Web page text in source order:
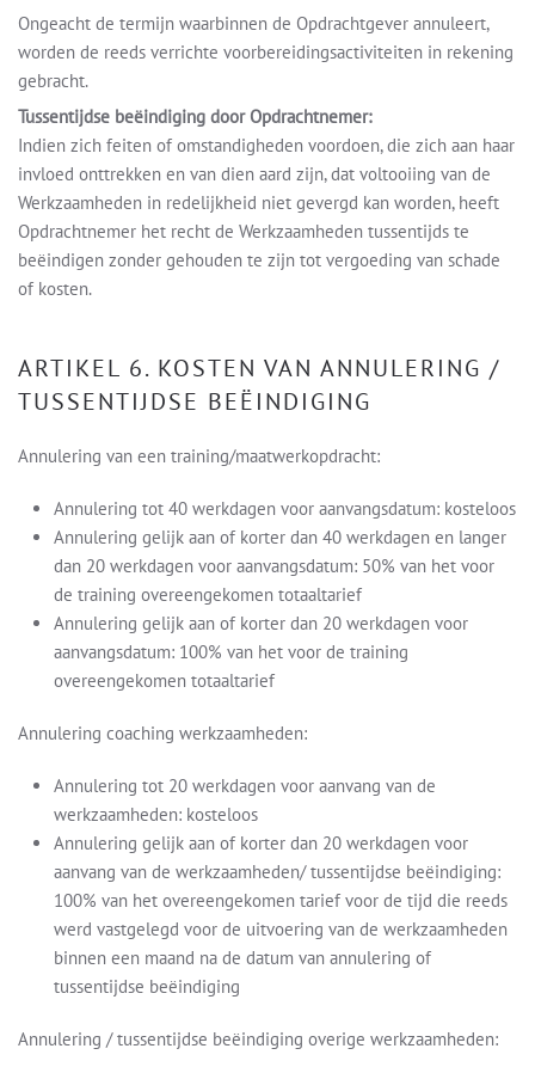
Ongeacht de termijn waarbinnen de Opdrachtgever annuleert,
worden de reeds verrichte voorbereidingsactiviteiten in rekening
gebracht.
Tussentijdse beëindiging door Opdrachtnemer:
Indien zich feiten of omstandigheden voordoen, die zich aan haar
invloed onttrekken en van dien aard zijn, dat voltooiing van de
Werkzaamheden in redelijkheid niet gevergd kan worden, heeft
Opdrachtnemer het recht de Werkzaamheden tussentijds te
beëindigen zonder gehouden te zijn tot vergoeding van schade
of kosten.
ARTIKEL 6. KOSTEN VAN ANNULERING /
TUSSENTIJDSE BEËINDIGING
Annulering van een training/maatwerkopdracht:
Annulering tot 40 werkdagen voor aanvangsdatum: kosteloos
Annulering gelijk aan of korter dan 40 werkdagen en langer
dan 20 werkdagen voor aanvangsdatum: 50% van het voor
de training overeengekomen totaaltarief
Annulering gelijk aan of korter dan 20 werkdagen voor
aanvangsdatum: 100% van het voor de training
overeengekomen totaaltarief
Annulering coaching werkzaamheden:
Annulering tot 20 werkdagen voor aanvang van de
werkzaamheden: kosteloos
Annulering gelijk aan of korter dan 20 werkdagen voor
aanvang van de werkzaamheden/ tussentijdse beëindiging:
100% van het overeengekomen tarief voor de tijd die reeds
werd vastgelegd voor de uitvoering van de werkzaamheden
binnen een maand na de datum van annulering of
tussentijdse beëindiging
Annulering / tussentijdse beëindiging overige werkzaamheden: